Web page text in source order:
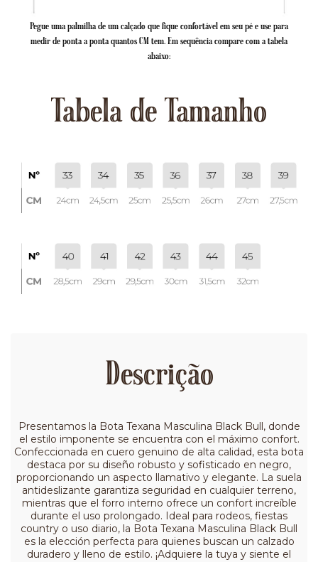
Pegue uma palmilha de um calçado que fique confortável em seu pé e use para
medir de ponta a ponta quantos CM tem. Em sequência compare com a tabela
abaixo:
Tabela de Tamanho
Descrição
Presentamos la Bota Texana Masculina Black Bull, donde
el estilo imponente se encuentra con el máximo confort.
Confeccionada en cuero genuino de alta calidad, esta bota
destaca por su diseño robusto y sofisticado en negro,
proporcionando un aspecto llamativo y elegante. La suela
antideslizante garantiza seguridad en cualquier terreno,
mientras que el forro interno ofrece un confort increíble
durante el uso prolongado. Ideal para rodeos, fiestas
country o uso diario, la Bota Texana Masculina Black Bull
es la elección perfecta para quienes buscan un calzado
duradero y lleno de estilo. ¡Adquiere la tuya y siente el